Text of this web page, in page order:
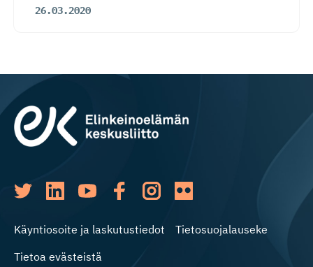
26.03.2020
Käyntiosoite ja laskutustiedot
Tietosuojalauseke
Tietoa evästeistä